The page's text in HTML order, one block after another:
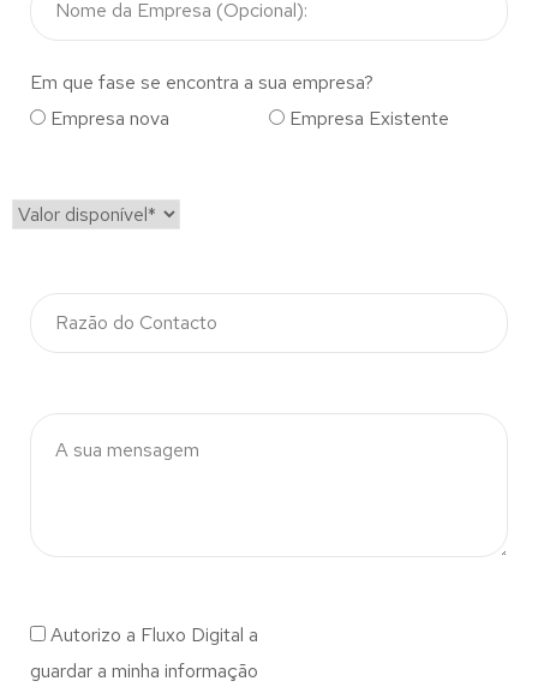
Em que fase se encontra a sua empresa?
Empresa nova
Empresa Existente
Autorizo a Fluxo Digital a
guardar a minha informação